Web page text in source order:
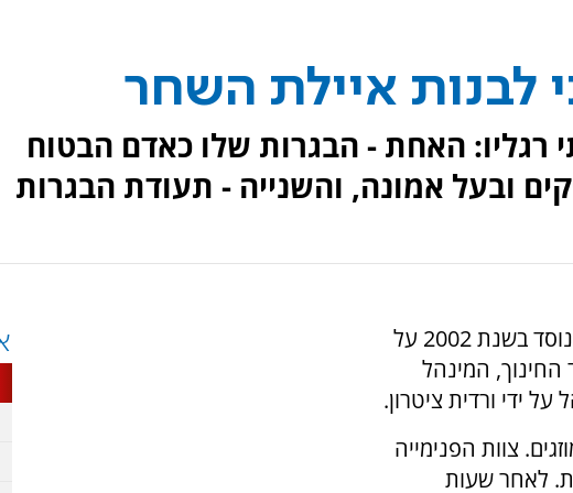
לבנות איילת השחר
רגליו: האחת - הבגרות שלו כאדם הבטוח
ובעל אמונה, והשנייה - תעודת הבגרות
כפר הנוער הדתי לבנות ‘איילת השחר’ נוסד בשנת 2002 על
החינוך, המינהל
על ידי ורדית ציטרון.
וממוזגים. צוות הפנימייה
לאחר שעות